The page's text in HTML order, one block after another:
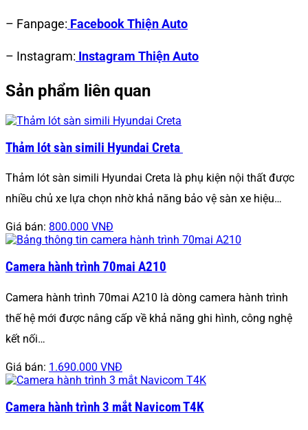
– Fanpage: Facebook Thiện Auto
– Instagram: Instagram Thiện Auto
Sản phẩm liên quan
Thảm lót sàn simili Hyundai Creta
Thảm lót sàn simili Hyundai Creta là phụ kiện nội thất được
nhiều chủ xe lựa chọn nhờ khả năng bảo vệ sàn xe hiệu…
Giá bán: 800.000 VNĐ
Camera hành trình 70mai A210
Camera hành trình 70mai A210 là dòng camera hành trình
thế hệ mới được nâng cấp về khả năng ghi hình, công nghệ
kết nối…
Giá bán: 1.690.000 VNĐ
Camera hành trình 3 mắt Navicom T4K